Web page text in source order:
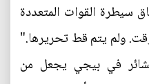
سيطرة القوات المتعددة
ولم يتم قط تحريرها."
في بيجي يجعل من